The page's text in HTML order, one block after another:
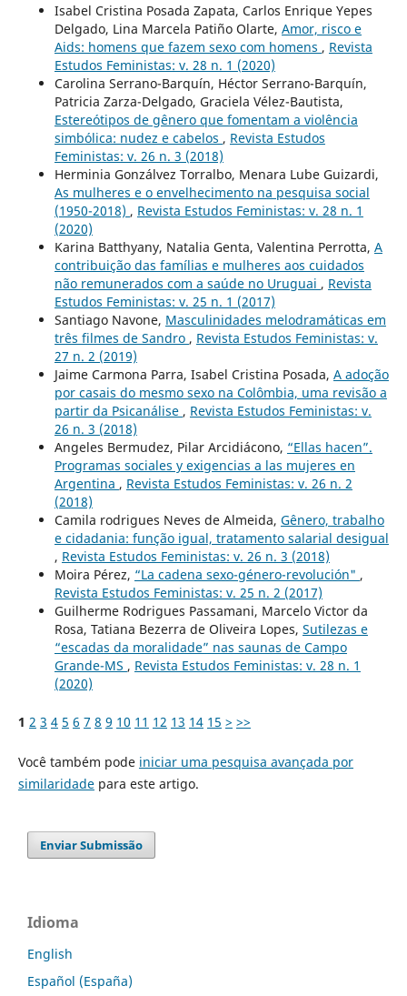
Isabel Cristina Posada Zapata, Carlos Enrique Yepes
Delgado, Lina Marcela Patiño Olarte, Amor, risco e
Aids: homens que fazem sexo com homens , Revista
Estudos Feministas: v. 28 n. 1 (2020)
Carolina Serrano-Barquín, Héctor Serrano-Barquín,
Patricia Zarza-Delgado, Graciela Vélez-Bautista,
Estereótipos de gênero que fomentam a violência
simbólica: nudez e cabelos , Revista Estudos
Feministas: v. 26 n. 3 (2018)
Herminia Gonzálvez Torralbo, Menara Lube Guizardi,
As mulheres e o envelhecimento na pesquisa social
(1950-2018) , Revista Estudos Feministas: v. 28 n. 1
(2020)
Karina Batthyany, Natalia Genta, Valentina Perrotta, A
contribuição das famílias e mulheres aos cuidados
não remunerados com a saúde no Uruguai , Revista
Estudos Feministas: v. 25 n. 1 (2017)
Santiago Navone, Masculinidades melodramáticas em
três filmes de Sandro , Revista Estudos Feministas: v.
27 n. 2 (2019)
Jaime Carmona Parra, Isabel Cristina Posada, A adoção
por casais do mesmo sexo na Colômbia, uma revisão a
partir da Psicanálise , Revista Estudos Feministas: v.
26 n. 3 (2018)
Angeles Bermudez, Pilar Arcidiácono, “Ellas hacen”.
Programas sociales y exigencias a las mujeres en
Argentina , Revista Estudos Feministas: v. 26 n. 2
(2018)
Camila rodrigues Neves de Almeida, Gênero, trabalho
e cidadania: função igual, tratamento salarial desigual
, Revista Estudos Feministas: v. 26 n. 3 (2018)
Moira Pérez, “La cadena sexo-género-revolución" ,
Revista Estudos Feministas: v. 25 n. 2 (2017)
Guilherme Rodrigues Passamani, Marcelo Victor da
Rosa, Tatiana Bezerra de Oliveira Lopes, Sutilezas e
“escadas da moralidade” nas saunas de Campo
Grande-MS , Revista Estudos Feministas: v. 28 n. 1
(2020)
1 2 3 4 5 6 7 8 9 10 11 12 13 14 15 > >>
Você também pode iniciar uma pesquisa avançada por
similaridadepara este artigo.
Enviar Submissão
Idioma
English
Español (España)